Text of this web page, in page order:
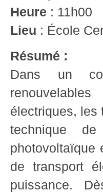
Heure : 11h00
Lieu : École
Résumé :
Dans un
électriques, les
technique
photovoltaïque
de transport
puissance.